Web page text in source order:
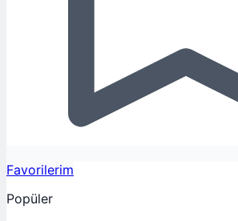
Favorilerim
Popüler